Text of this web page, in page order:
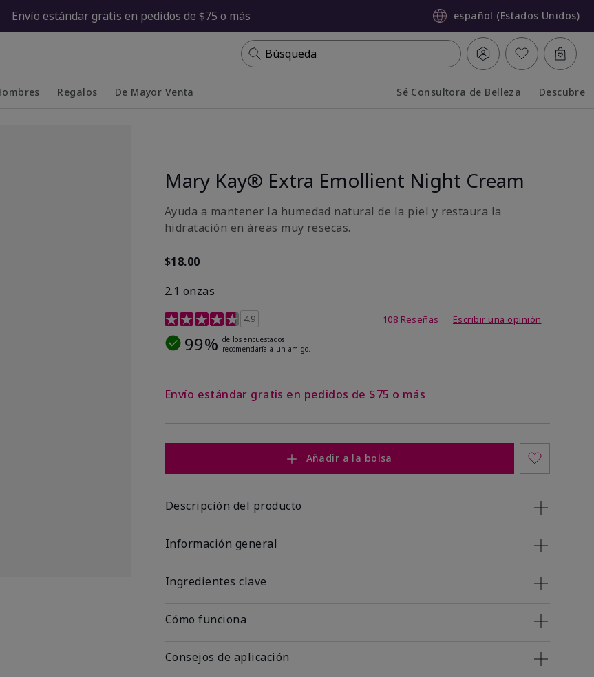
Envío estándar gratis en pedidos de $75 o más español (Estados Unidos)
Búsqueda
Regalos De Mayor Venta Sé Consultora de Belleza Descubre
Mary Kay® Extra Emollient Night Cream
Ayuda a mantener la humedad natural de la piel y restaura la
hidratación en áreas muy resecas.
$18.00
2.1 onzas
Calificación de clientes de 5 de 5
4.9 108 Reseñas Escribir una opinión
99% de los encuestados
recomendaría a un amigo.
Envío estándar gratis en pedidos de $75 o más
Añadir a la bolsa
Descripción del producto
Información general
Ingredientes clave
Cómo funciona
Consejos de aplicación